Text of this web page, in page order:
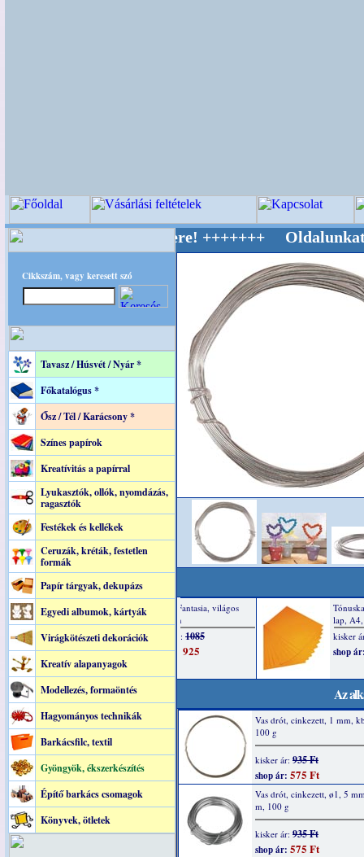
Cikkszám, vagy keresett szó
Tavasz / Húsvét / Nyár *
Főkatalógus *
Ősz / Tél / Karácsony *
Színes papírok
Kreatívitás a papírral
Lyukasztók, ollók, nyomdázás,
ragasztók
Festékek és kellékek
Ceruzák, kréták, festetlen
formák
Papír tárgyak, dekupázs
Egyedi albumok, kártyák
Virágkötészeti dekorációk
Kreatív alapanyagok
Modellezés, formaöntés
Hagyományos technikák
Barkácsfilc, textil
Gyöngyök, ékszerkészítés
Építő barkács csomagok
Könyvek, ötletek
Világ Mestere! +++++++ Oldalunkat
Az
Vas drót, cinkezett, 1 mm,
100 g
kisker ár: 935 Ft
shop ár: 575 Ft
Vas drót, cinkezett, ø1, 5
m, 100 g
kisker ár: 935 Ft
shop ár: 575 Ft